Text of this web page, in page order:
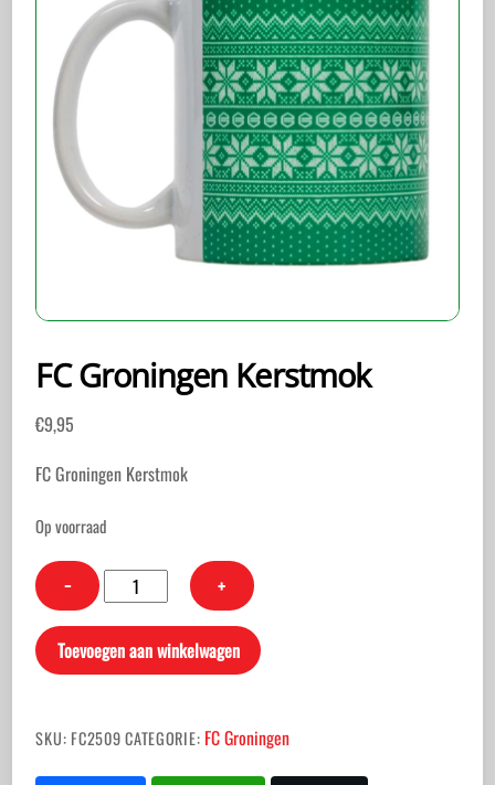
FC Groningen Kerstmok
€9,95
FC Groningen Kerstmok
Op voorraad
−
FC
Groningen
Kerstmok
aantal
+
Toevoegen aan winkelwagen
SKU: FC2509CATEGORIE: FC Groningen